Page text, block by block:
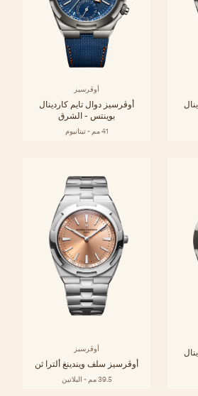
أوڤرسيز
أوڤرسيز دوال تايم كاردينال
بوينتس - الشرق
41 مم - تيتانيوم
أوڤرسيز
أوڤرسيز سلف ويندينغ ألترا ثن
39.5 مم - البلاتين